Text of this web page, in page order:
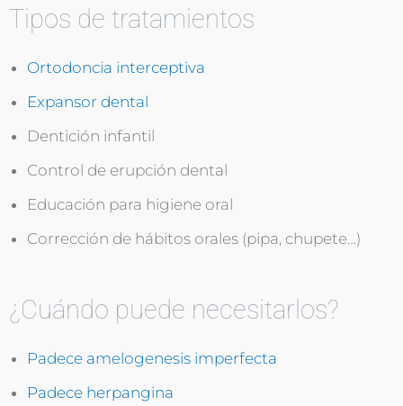
Tipos de tratamientos
Ortodoncia interceptiva
Expansor dental
Dentición infantil
Control de erupción dental
Educación para higiene oral
Corrección de hábitos orales (pipa, chupete…)
¿Cuándo puede necesitarlos?
Padece amelogenesis imperfecta
Padece herpangina